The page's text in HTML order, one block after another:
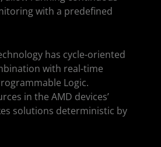
with a predefined
has cycle-oriented
with real-time
Logic.
in the AMD devices’
solutions deterministic by